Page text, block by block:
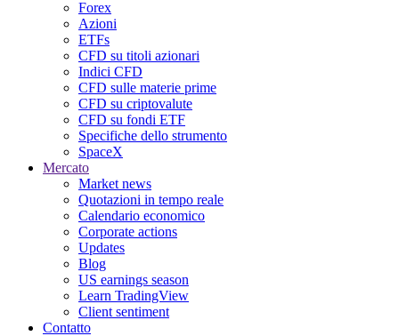
Forex
Azioni
ETFs
CFD su titoli azionari
Indici CFD
CFD sulle materie prime
CFD su criptovalute
CFD su fondi ETF
Specifiche dello strumento
SpaceX
Mercato
Market news
Quotazioni in tempo reale
Calendario economico
Corporate actions
Updates
Blog
US earnings season
Learn TradingView
Client sentiment
Contatto